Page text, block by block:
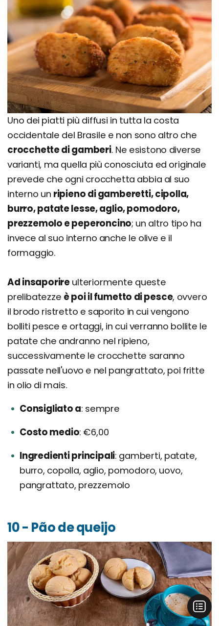
Uno dei piatti più diffusi in tutta la costa
occidentale del Brasile e non sono altro che
crocchette di gamberi. Ne esistono diverse
varianti, ma quella più conosciuta ed originale
prevede che ogni crocchetta abbia al suo
interno un ripieno di gamberetti, cipolla,
burro, patate lesse, aglio, pomodoro,
prezzemolo e peperoncino; un altro tipo ha
invece al suo interno anche le olive e il
formaggio.
Ad insaporireulteriormente queste
prelibatezze è poi il fumetto di pesce, ovvero
il brodo ristretto e saporito in cui vengono
bolliti pesce e ortaggi, in cui verranno bollite le
patate che andranno nel ripieno,
successivamente le crocchette saranno
passate nell'uovo e nel pangrattato, poi fritte
in olio di mais.
Consigliato a sempre
Costo medio €6,00
Ingredienti principali gamberti, patate,
burro, copolla, aglio, pomodoro, uovo,
pangrattato, prezzemolo
10 - Pão de queijo